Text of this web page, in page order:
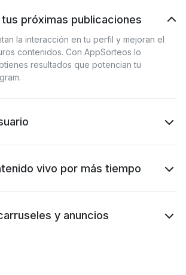
próximas publicaciones
la interacción en tu perfil y mejoran el
contenidos. Con AppSorteos lo
resultados que potencian tu
vivo por más tiempo
y anuncios